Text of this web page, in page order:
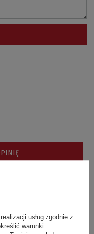
0
usług zgodnie z
warunki